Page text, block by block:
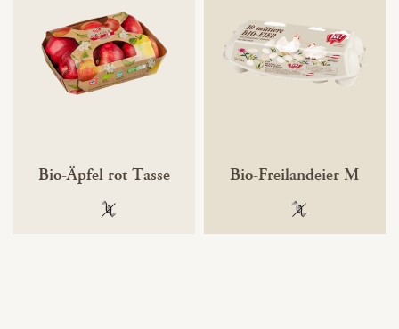
Bio-Äpfel rot Tasse
100 % gentechnikfrei
Bio-Freilandeier M
100 %